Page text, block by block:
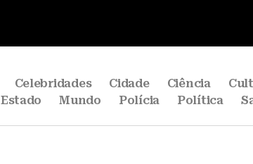
Celebridades Cidade Ciência
Estado Mundo Polícia Política